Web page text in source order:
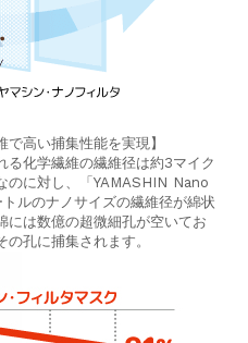
高い捕集性能を実現】
る化学繊維の繊維径は約3マイク
のに対し、「YAMASHIN Nano
ルのナノサイズの繊維径が綿状
には数億の超微細孔が空いてお
孔に捕集されます。